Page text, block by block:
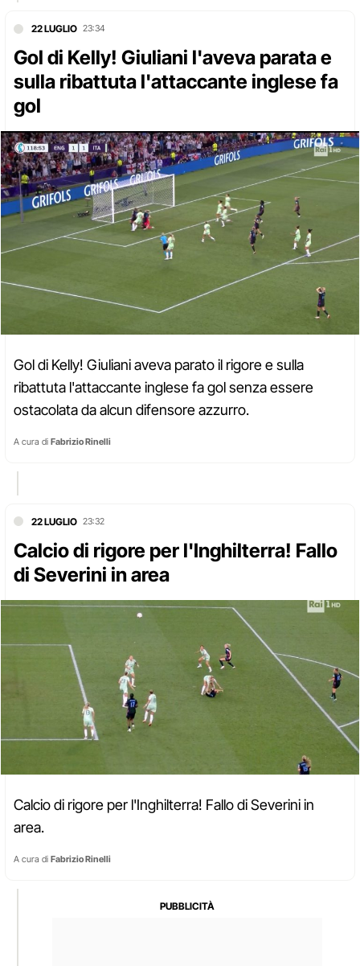
22 LUGLIO 23:34
Gol di Kelly! Giuliani l'aveva parata e
sulla ribattuta l'attaccante inglese fa
gol
Gol di Kelly! Giuliani aveva parato il rigore e sulla
ribattuta l'attaccante inglese fa gol senza essere
ostacolata da alcun difensore azzurro.
A cura di Fabrizio Rinelli
22 LUGLIO 23:32
Calcio di rigore per l'Inghilterra! Fallo
di Severini in area
Calcio di rigore per l'Inghilterra! Fallo di Severini in
area.
A cura di Fabrizio Rinelli